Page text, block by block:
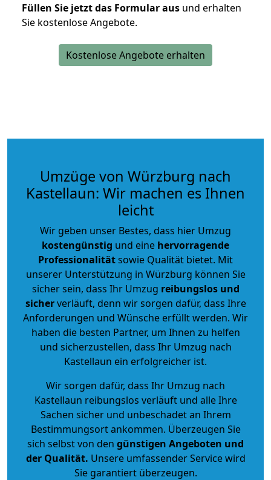
Füllen Sie jetzt das Formular aus und erhalten
Sie kostenlose Angebote.
Kostenlose Angebote erhalten
Umzüge von Würzburg nach
Kastellaun: Wir machen es Ihnen
leicht
Wir geben unser Bestes, dass hier Umzug
kostengünstig und eine hervorragende
Professionalitätsowie Qualität bietet. Mit
unserer Unterstützung in Würzburg können Sie
sicher sein, dass Ihr Umzug reibungslos und
sicherverläuft, denn wir sorgen dafür, dass Ihre
Anforderungen und Wünsche erfüllt werden. Wir
haben die besten Partner, um Ihnen zu helfen
und sicherzustellen, dass Ihr Umzug nach
Kastellaun ein erfolgreicher ist.
Wir sorgen dafür, dass Ihr Umzug nach
Kastellaun reibungslos verläuft und alle Ihre
Sachen sicher und unbeschadet an Ihrem
Bestimmungsort ankommen. Überzeugen Sie
sich selbst von den günstigen Angeboten und
der Qualität. Unsere umfassender Service wird
Sie garantiert überzeugen.